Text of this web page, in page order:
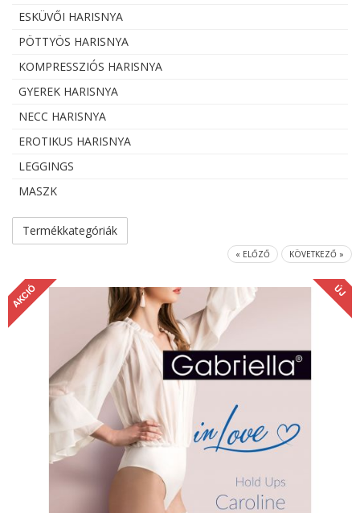
ESKÜVŐI HARISNYA
PÖTTYÖS HARISNYA
KOMPRESSZIÓS HARISNYA
GYEREK HARISNYA
NECC HARISNYA
EROTIKUS HARISNYA
LEGGINGS
MASZK
Termékkategóriák
« ELŐZŐ KÖVETKEZŐ »
AKCIÓ ÚJ